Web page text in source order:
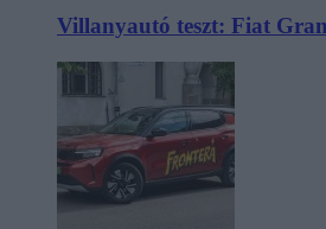
Villanyautó teszt: Fiat